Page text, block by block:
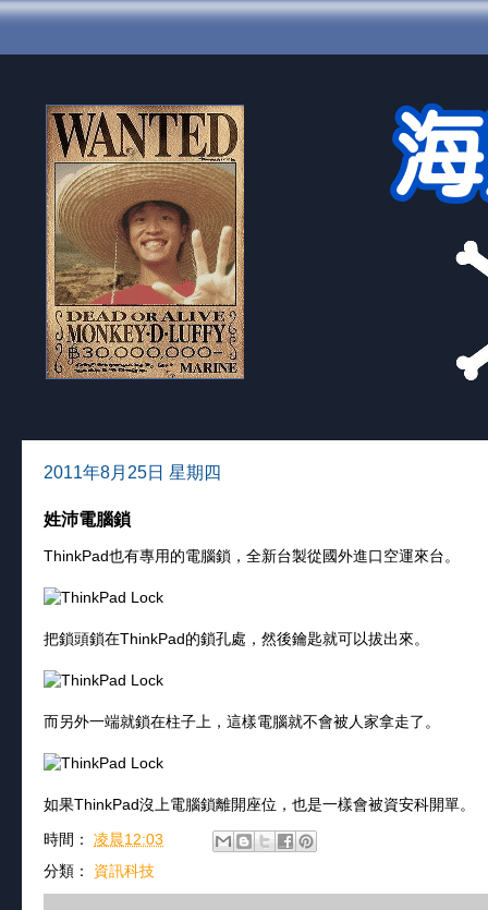
2011年8月25日 星期四
姓沛電腦鎖
ThinkPad也有專用的電腦鎖，全新台製從國外進口空運來台。
把鎖頭鎖在ThinkPad的鎖孔處，然後鑰匙就可以拔出來。
而另外一端就鎖在柱子上，這樣電腦就不會被人家拿走了。
如果ThinkPad沒上電腦鎖離開座位，也是一樣會被資安科開單。
時間： 凌晨12:03
分類： 資訊科技